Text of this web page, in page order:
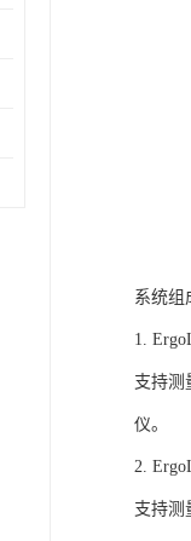
系统组
1.
支持测
仪。
2.
支持测